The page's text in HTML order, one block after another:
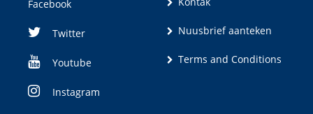
Facebook
Twitter
Youtube
Instagram
Nuusbrief aanteken
Terms and Conditions